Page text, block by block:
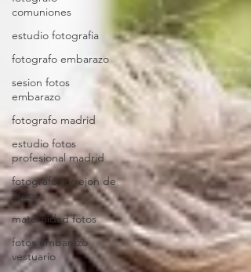
comuniones
estudio fotografia
fotografo embarazo
sesion fotos
embarazo
fotografo madrid
estudio fotos
profesional madrid
fotografo torrejon de
ardoz
maternidad fotos
fotos embarazo
vestuario